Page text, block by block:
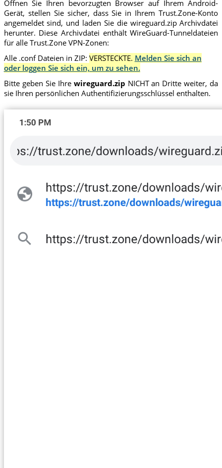
Öffnen Sie Ihren bevorzugten Browser auf Ihrem Android-
Gerät, stellen Sie sicher, dass Sie in Ihrem Trust.Zone-Konto
angemeldet sind, und laden Sie die wireguard.zip Archivdatei
herunter. Diese Archivdatei enthält WireGuard-Tunneldateien
für alle Trust.Zone VPN-Zonen:
Alle .conf Dateien in ZIP: VERSTECKTE. Melden Sie sich an
oder loggen Sie sich ein, um zu sehen.
Bitte geben Sie Ihre wireguard.zip NICHT an Dritte weiter, da
sie Ihren persönlichen Authentifizierungsschlüssel enthalten.